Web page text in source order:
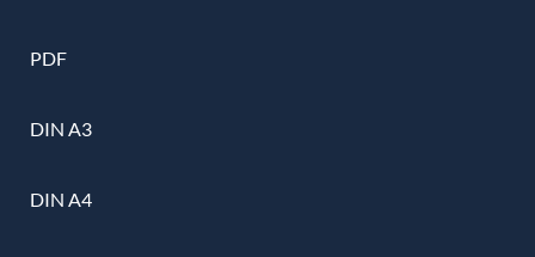
PDF
DIN A3
DIN A4